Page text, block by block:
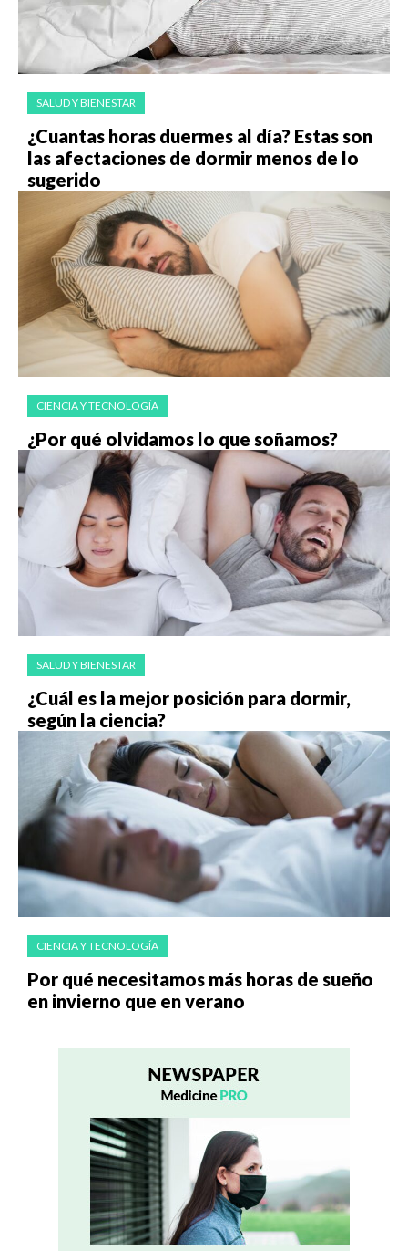
SALUD Y BIENESTAR
¿Cuantas horas duermes al día? Estas son
las afectaciones de dormir menos de lo
sugerido
CIENCIA Y TECNOLOGÍA
¿Por qué olvidamos lo que soñamos?
SALUD Y BIENESTAR
¿Cuál es la mejor posición para dormir,
según la ciencia?
CIENCIA Y TECNOLOGÍA
Por qué necesitamos más horas de sueño
en invierno que en verano